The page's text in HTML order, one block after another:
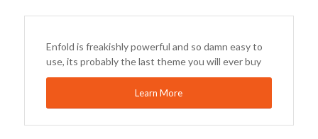
Enfold is freakishly powerful and so damn easy to
use, its probably the last theme you will ever buy
Learn More